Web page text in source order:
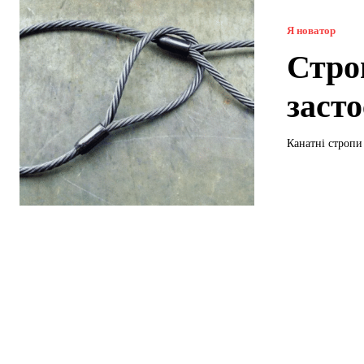
Я новатор
Канатні